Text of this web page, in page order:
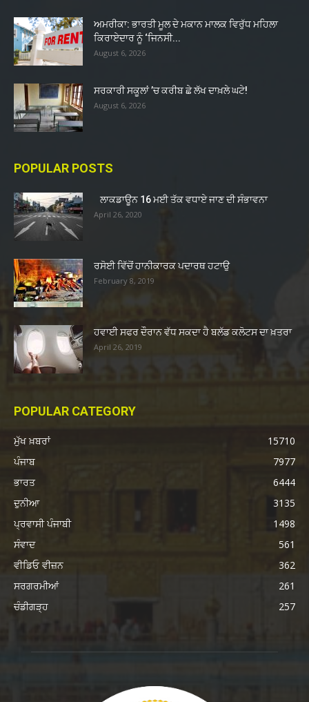
ਅਮਰੀਕਾ: ਭਾਰਤੀ ਮੂਲ ਦੇ ਮਕਾਨ ਮਾਲਕ ਵਿਰੁੱਧ ਮਹਿਲਾ
ਕਿਰਾਏਦਾਰ ਨੂੰ ‘ਜਿਨਸੀ...
August 6, 2026
ਸਰਕਾਰੀ ਸਕੂਲਾਂ ’ਚ ਕਰੀਬ ਛੇ ਲੱਖ ਦਾਖ਼ਲੇ ਘਟੇ!
August 6, 2026
POPULAR POSTS
ਲਾਕਡਾਊਨ 16 ਮਈ ਤੱਕ ਵਧਾਏ ਜਾਣ ਦੀ ਸੰਭਾਵਨਾ
April 26, 2020
ਰਸੋਈ ਵਿੱਚੋਂ ਹਾਨੀਕਾਰਕ ਪਦਾਰਥ ਹਟਾਉ
February 8, 2019
ਹਵਾਈ ਸਫਰ ਦੌਰਾਨ ਵੱਧ ਸਕਦਾ ਹੈ ਬਲੱਡ ਕਲੋਟਸ ਦਾ ਖ਼ਤਰਾ
April 26, 2019
POPULAR CATEGORY
ਮੁੱਖ ਖ਼ਬਰਾਂ
15710
ਪੰਜਾਬ
7977
ਭਾਰਤ
6444
ਦੁਨੀਆ
3135
ਪ੍ਰਵਾਸੀ ਪੰਜਾਬੀ
1498
ਸੰਵਾਦ
561
ਵੀਡਿਓ ਵੀਜ਼ਨ
362
ਸਰਗਰਮੀਆਂ
261
ਚੰਡੀਗੜ੍ਹ
257